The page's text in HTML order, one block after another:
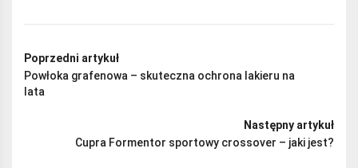
Poprzedni artykuł
Powłoka grafenowa – skuteczna ochrona lakieru na
lata
Następny artykuł
Cupra Formentor sportowy crossover – jaki jest?